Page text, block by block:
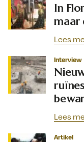
In
maar
Lees
Interview
Lees
Artikel